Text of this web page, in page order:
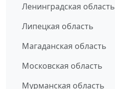
Ленинградская область
Липецкая область
Магаданская область
Московская область
Мурманская область